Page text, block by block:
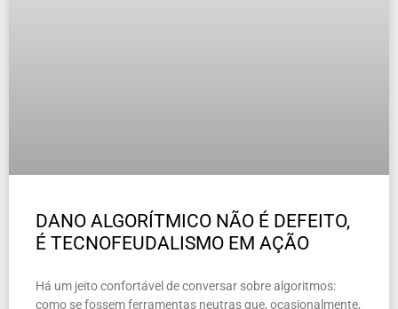
DANO ALGORÍTMICO NÃO É DEFEITO,
É TECNOFEUDALISMO EM AÇÃO
Há um jeito confortável de conversar sobre algoritmos:
como se fossem ferramentas neutras que, ocasionalmente,